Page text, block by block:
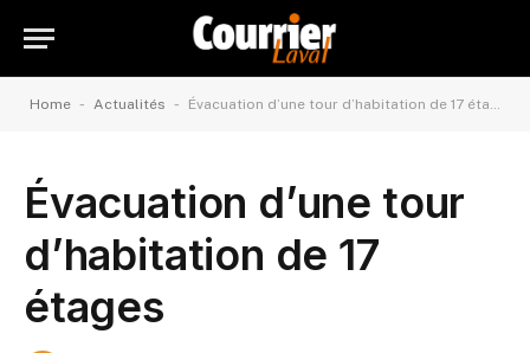
Home - Actualités - Évacuation d’une tour d’habitation de 17 étages
Évacuation d’une tour
d’habitation de 17
étages